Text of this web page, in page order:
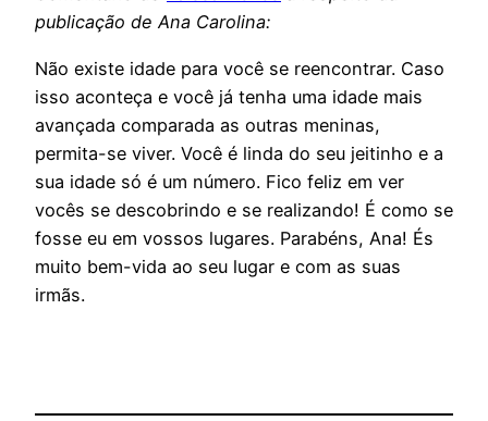
publicação de Ana Carolina:
Não existe idade para você se reencontrar. Caso
isso aconteça e você já tenha uma idade mais
avançada comparada as outras meninas,
permita-se viver. Você é linda do seu jeitinho e a
sua idade só é um número. Fico feliz em ver
vocês se descobrindo e se realizando! É como se
fosse eu em vossos lugares. Parabéns, Ana! És
muito bem-vida ao seu lugar e com as suas
irmãs.